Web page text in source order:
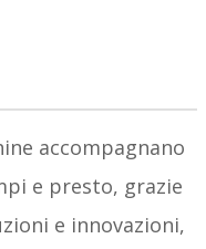
accompagnano
e presto, grazie
e innovazioni,